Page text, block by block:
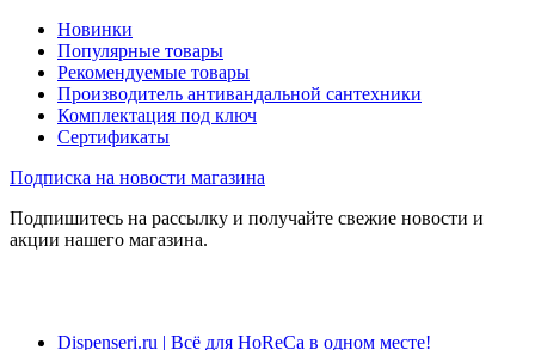
Новинки
Популярные товары
Рекомендуемые товары
Производитель антивандальной сантехники
Комплектация под ключ
Сертификаты
Подписка на новости магазина
Подпишитесь на рассылку и получайте свежие новости и
акции нашего магазина.
Dispenseri.ru | Всё для HoReCa в одном месте!